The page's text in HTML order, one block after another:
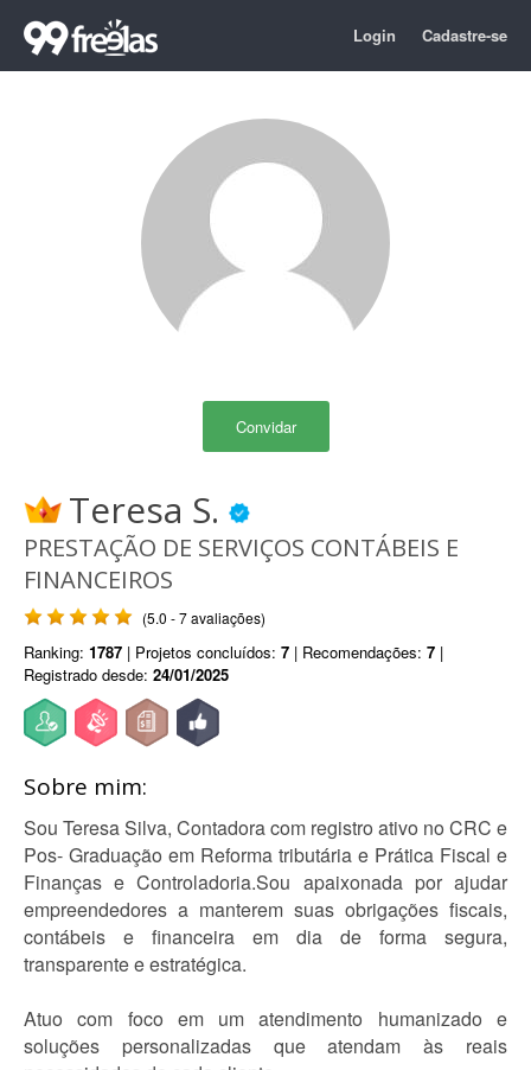
Login Cadastre-se
Convidar
Teresa S.
PRESTAÇÃO DE SERVIÇOS CONTÁBEIS E
FINANCEIROS
(5.0 - 7 avaliações)
Ranking: 1787 | Projetos concluídos: 7 | Recomendações: 7 |
Registrado desde: 24/01/2025
Sobre mim:
Sou Teresa Silva, Contadora com registro ativo no CRC e
Pos- Graduação em Reforma tributária e Prática Fiscal e
Finanças e Controladoria.Sou apaixonada por ajudar
empreendedores a manterem suas obrigações fiscais,
contábeis e financeira em dia de forma segura,
transparente e estratégica.
Atuo com foco em um atendimento humanizado e
soluções personalizadas que atendam às reais